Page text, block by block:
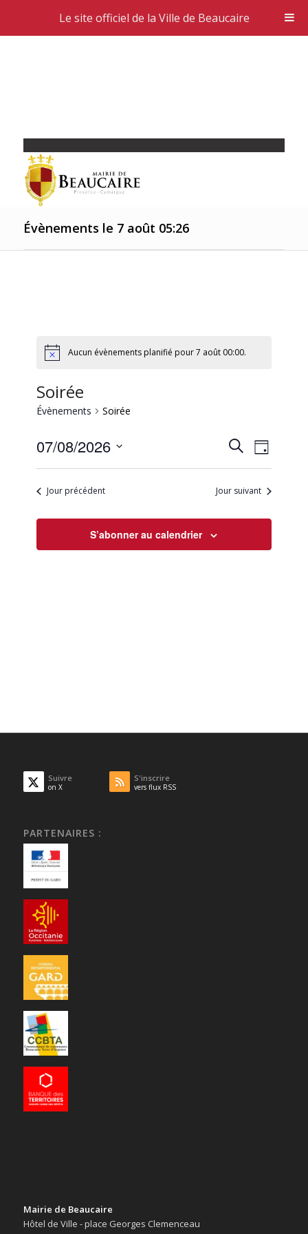
Évènements le 7 août 05:26
Aucun évènements planifié pour 7 août 00:00.
Soirée
Évènements Soirée
et
Recherche
de
vues
Jour
07/08/2026
date.Jour précédent Jour suivant
S’abonner au calendrier
Suivre
on X
S'inscrire
vers flux RSS
PARTENAIRES :
Mairie de Beaucaire
Hôtel de Ville - place Georges Clemenceau
Le site officiel de la Ville de Beaucaire